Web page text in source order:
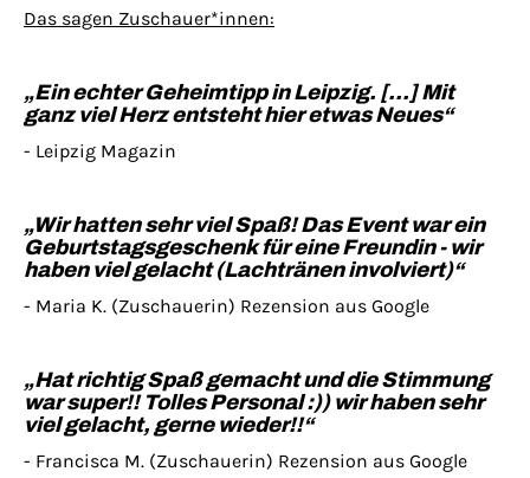
Das sagen Zuschauer*innen:
„Ein echter Geheimtipp in Leipzig. [...] Mit
ganz viel Herz entsteht hier etwas Neues“
- Leipzig Magazin
„Wir hatten sehr viel Spaß! Das Event war ein
Geburtstagsgeschenk für eine Freundin - wir
haben viel gelacht (Lachtränen involviert)“
- Maria K. (Zuschauerin) Rezension aus Google
„Hat richtig Spaß gemacht und die Stimmung
war super!! Tolles Personal :)) wir haben sehr
viel gelacht, gerne wieder!!“
- Francisca M. (Zuschauerin) Rezension aus Google